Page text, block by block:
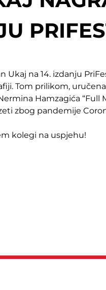
Ukaj na 14. izdanju
Tom prilikom,
Hamzagića “Full
zbog pandemije
kolegi na uspjehu!